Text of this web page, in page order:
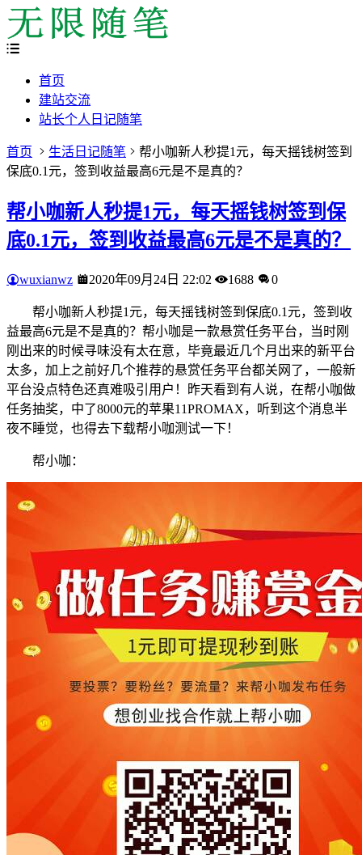
首页
建站交流
站长个人日记随笔
首页 生活日记随笔
帮小咖新人秒提1元，每天摇钱树签到
保底0.1元，签到收益最高6元是不是真的？
帮小咖新人秒提1元，每天摇钱树签到保
底0.1元，签到收益最高6元是不是真的？
wuxianwz 2020年09月24日 22:02 1688 0
帮小咖新人秒提1元，每天摇钱树签到保底0.1元，签到收
益最高6元是不是真的？帮小咖是一款悬赏任务平台，当时刚
刚出来的时候寻味没有太在意，毕竟最近几个月出来的新平台
太多，加上之前好几个推荐的悬赏任务平台都关网了，一般新
平台没点特色还真难吸引用户！昨天看到有人说，在帮小咖做
任务抽奖，中了8000元的苹果11PROMAX，听到这个消息半
夜不睡觉，也得去下载帮小咖测试一下！
帮小咖：